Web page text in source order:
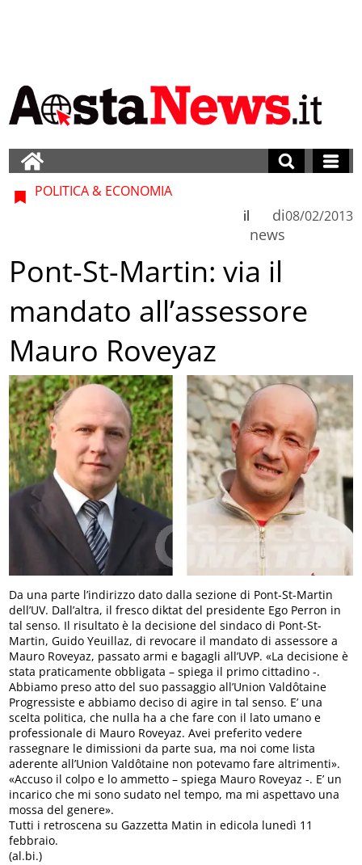
POLITICA & ECONOMIA
di
news
il 08/02/2013
Pont-St-Martin: via il
mandato all’assessore
Mauro Roveyaz
Da una parte l’indirizzo dato dalla sezione di Pont-St-Martin
dell’UV. Dall’altra, il fresco diktat del presidente Ego Perron in
tal senso. Il risultato è la decisione del sindaco di Pont-St-
Martin, Guido Yeuillaz, di revocare il mandato di assessore a
Mauro Roveyaz, passato armi e bagagli all’UVP. «La decisione è
stata praticamente obbligata – spiega il primo cittadino -.
Abbiamo preso atto del suo passaggio all’Union Valdôtaine
Progressiste e abbiamo deciso di agire in tal senso. E’ una
scelta politica, che nulla ha a che fare con il lato umano e
professionale di Mauro Roveyaz. Avei preferito vedere
rassegnare le dimissioni da parte sua, ma noi come lista
aderente all’Union Valdôtaine non potevamo fare altrimenti».
«Accuso il colpo e lo ammetto – spiega Mauro Roveyaz -. E’ un
incarico che mi sono sudato nel tempo, ma mi aspettavo una
mossa del genere».
Tutti i retroscena su Gazzetta Matin in edicola lunedì 11
febbraio.
(al.bi.)